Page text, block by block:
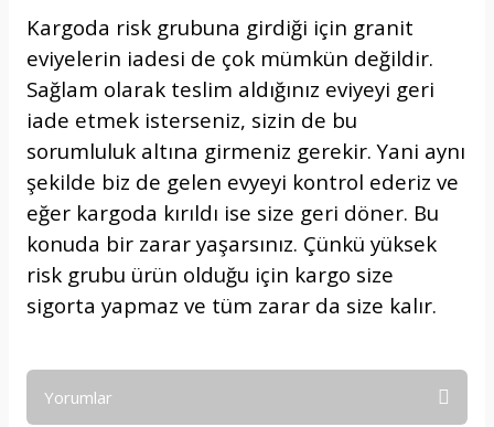
Kargoda risk grubuna girdiği için granit
eviyelerin iadesi de çok mümkün değildir.
Sağlam olarak teslim aldığınız eviyeyi geri
iade etmek isterseniz, sizin de bu
sorumluluk altına girmeniz gerekir. Yani aynı
şekilde biz de gelen evyeyi kontrol ederiz ve
eğer kargoda kırıldı ise size geri döner. Bu
konuda bir zarar yaşarsınız. Çünkü yüksek
risk grubu ürün olduğu için kargo size
sigorta yapmaz ve tüm zarar da size kalır.
Yorumlar